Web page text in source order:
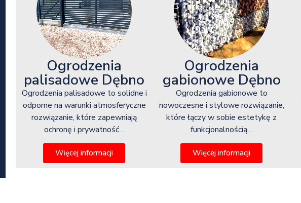
Ogrodzenia
palisadowe Dębno
Ogrodzenia palisadowe to solidne i
odporne na warunki atmosferyczne
rozwiązanie, które zapewniają
ochronę i prywatność…
Więcej informacji
Ogrodzenia
gabionowe Dębno
Ogrodzenia gabionowe to
nowoczesne i stylowe rozwiązanie,
które łączy w sobie estetykę z
funkcjonalnością…
Więcej informacji